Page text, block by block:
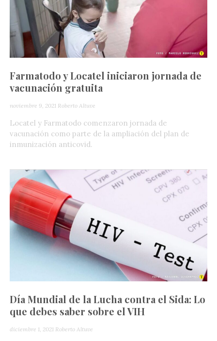
Farmatodo y Locatel iniciaron jornada de
vacunación gratuita
noviembre 9, 2021 Roberto Altuve
Locatel y Farmatodo comenzaron jornada de
vacunación como parte de la ampliación del plan de
inmunización anticovid.
Día Mundial de la Lucha contra el Sida: Lo
que debes saber sobre el VIH
diciembre 1, 2021 Roberto Altuve